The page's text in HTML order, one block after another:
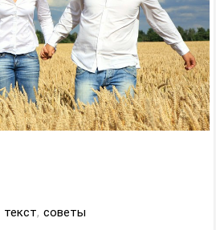
текст, советы